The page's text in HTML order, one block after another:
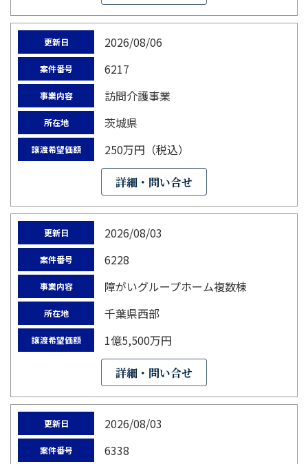
更新日 2026/08/06
案件番号 6217
事業内容 訪問介護事業
所在地 茨城県
譲渡希望価額 250万円（税込）
詳細・問い合せ
更新日 2026/08/03
案件番号 6228
事業内容 障がいグループホーム複数棟
所在地 千葉県西部
譲渡希望価額 1億5,500万円
詳細・問い合せ
更新日 2026/08/03
案件番号 6338